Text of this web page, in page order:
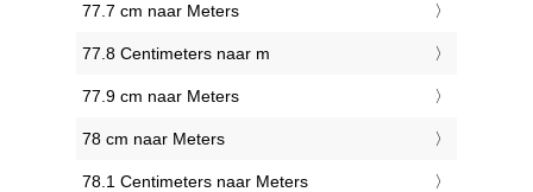
77.7 cm naar Meters
77.8 Centimeters naar m
77.9 cm naar Meters
78 cm naar Meters
78.1 Centimeters naar Meters